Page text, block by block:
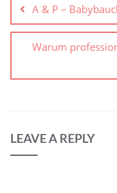
A & P –
Warum
LEAVE A REPLY